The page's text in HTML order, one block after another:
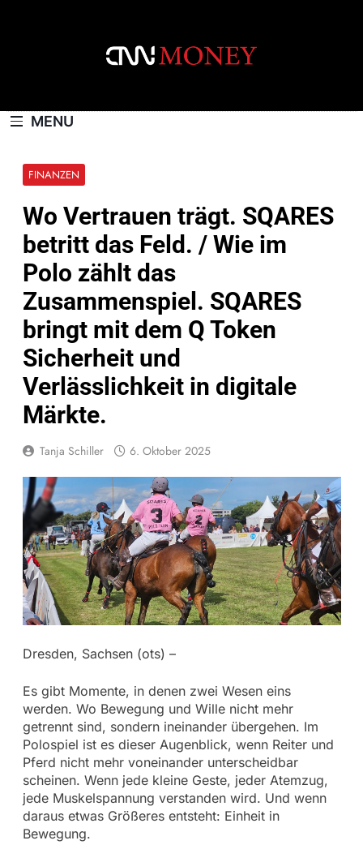
MENU
FINANZEN
Wo Vertrauen trägt. SQARES
betritt das Feld. / Wie im
Polo zählt das
Zusammenspiel. SQARES
bringt mit dem Q Token
Sicherheit und
Verlässlichkeit in digitale
Märkte.
Tanja Schiller 6. Oktober 2025
Dresden, Sachsen (ots) –
Es gibt Momente, in denen zwei Wesen eins
werden. Wo Bewegung und Wille nicht mehr
getrennt sind, sondern ineinander übergehen. Im
Polospiel ist es dieser Augenblick, wenn Reiter und
Pferd nicht mehr voneinander unterscheidbar
scheinen. Wenn jede kleine Geste, jeder Atemzug,
jede Muskelspannung verstanden wird. Und wenn
daraus etwas Größeres entsteht: Einheit in
Bewegung.